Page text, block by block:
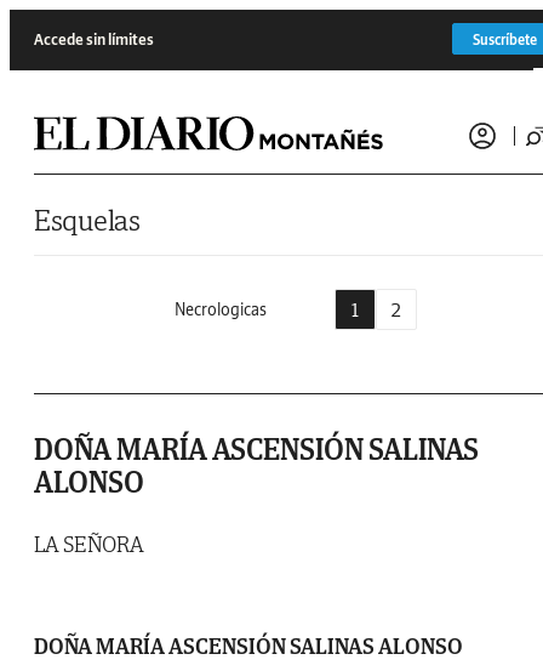
Accede sin límites Suscríbete
Esquelas
Necrologicas 1 2
DOÑA MARÍA ASCENSIÓN SALINAS
ALONSO
LA SEÑORA
DOÑA MARÍA ASCENSIÓN SALINAS ALONSO